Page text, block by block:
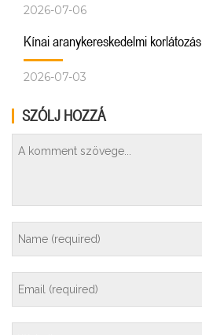
2026-07-06
Kínai aranykereskedelmi korlátozás.
2026-07-03
SZÓLJ HOZZÁ